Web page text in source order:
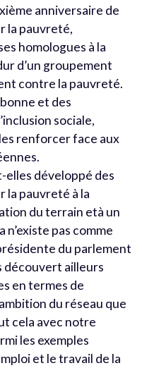
anniversaire de
la pauvreté,
homologues à la
d’un groupement
contre la pauvreté.
et des
sociale,
renforcer face aux
elles développé des
la pauvreté à la
du terrain età un
pas comme
du parlement
découvert ailleurs
en termes de
du réseau que
cela avec notre
les exemples
et le travail de la